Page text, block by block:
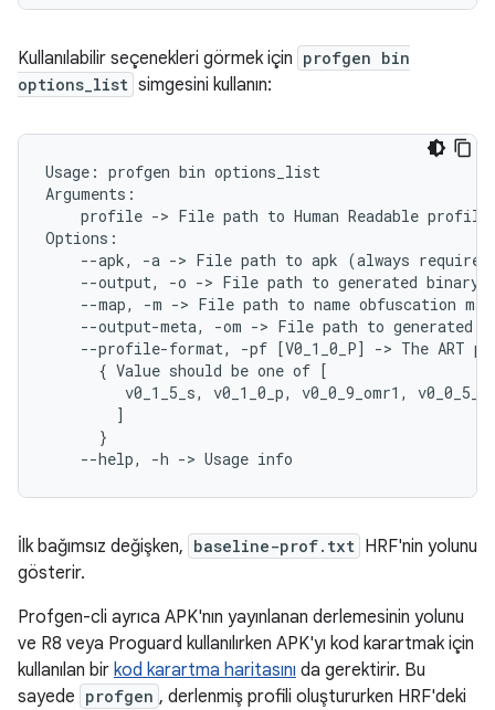
Kullanılabilir seçenekleri görmek için profgen bin
options_list simgesini kullanın:
Usage: profgen bin options_list
profile -> File path to Human Readable profile
--apk,
-a -> File path to apk (always required
--output,
-o -> File path to generated binary
--map,
-m -> File path to name obfuscation map
--output-meta,
-om -> File path to generated
--profile-format,
-pf [V0_1_0_P] -> The ART
{ Value should be one of [
v0_1_5_s,
v0_1_0_p, v0_0_9_omr1,
]
}
--help,
-h -> Usage
İlk bağımsız değişken, baseline-prof.txt HRF'nin yolunu
gösterir.
Profgen-cli ayrıca APK'nın yayınlanan derlemesinin yolunu
ve R8 veya Proguard kullanılırken APK'yı kod karartmak için
kullanılan bir kod karartma haritasını da gerektirir. Bu
sayede profgen , derlenmiş profili oluştururken HRF'deki